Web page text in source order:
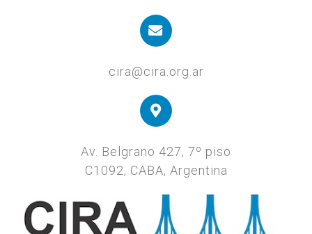
cira@cira.org.ar
Av. Belgrano 427, 7º piso
C1092, CABA, Argentina